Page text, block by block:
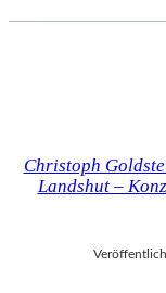
Christoph
Landshut –